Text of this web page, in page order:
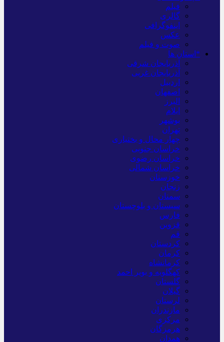
فیلم
گالری
اینفوگرافی
عکس
صوت و فیلم
*استان ها
آذربایجان شرقی
آذربایجان غربی
اردبیل
اصفهان
البرز
ایلام
بوشهر
تهران
چهار محال و بختیاری
خراسان جنوبی
خراسان رضوی
خراسان شمالی
خوزستان
زنجان
سمنان
سیستان و بلوچستان
فارس
قزوین
قم
کردستان
کرمان
کرمانشاه
کهگلویه و بویر احمد
گلستان
گیلان
لرستان
مازندران
مرکزی
هرمزگان
همدان